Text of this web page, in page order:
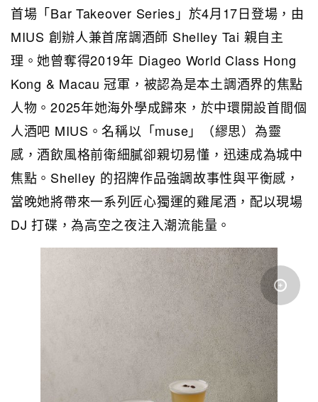
首場「Bar Takeover Series」於4月17日登場，由
MIUS 創辦人兼首席調酒師 Shelley Tai 親自主
理。她曾奪得2019年 Diageo World Class Hong
Kong & Macau 冠軍，被認為是本土調酒界的焦點
人物。2025年她海外學成歸來，於中環開設首間個
人酒吧 MIUS。名稱以「muse」（繆思）為靈
感，酒飲風格前衛細膩卻親切易懂，迅速成為城中
焦點。Shelley 的招牌作品強調故事性與平衡感，
當晚她將帶來一系列匠心獨運的雞尾酒，配以現場
DJ 打碟，為高空之夜注入潮流能量。